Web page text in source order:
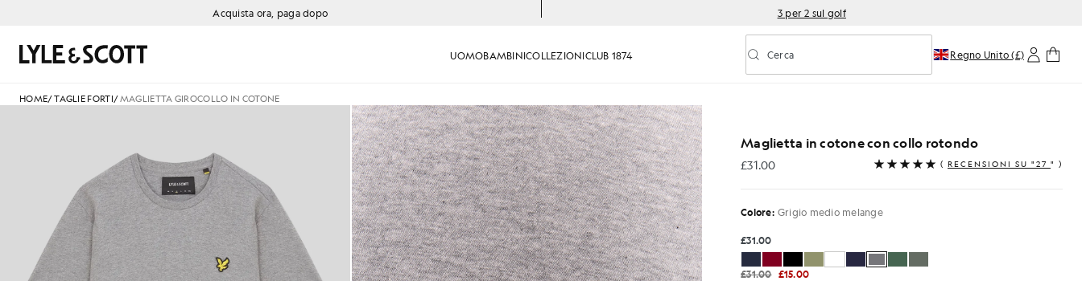
Acquista ora, paga dopo 3 per 2 sul golf
UOMOBAMBINICOLLEZIONICLUB 1874 Attiva/disattiva la ricerca predittiva
Cerca Cerca Regno Unito (£)
HOME/TAGLIE FORTI/MAGLIETTA GIROCOLLO IN COTONE
Maglietta in cotone con collo rotondo, grigio melange medioMaglietta in cotone con collo rotondo, grigio melange medio
Maglietta in cotone con collo rotondo
£31.00
£31.00 ( RECENSIONI SU "27 " )
Colore: Grigio medio melange
£31.00
£31.00 £15.00